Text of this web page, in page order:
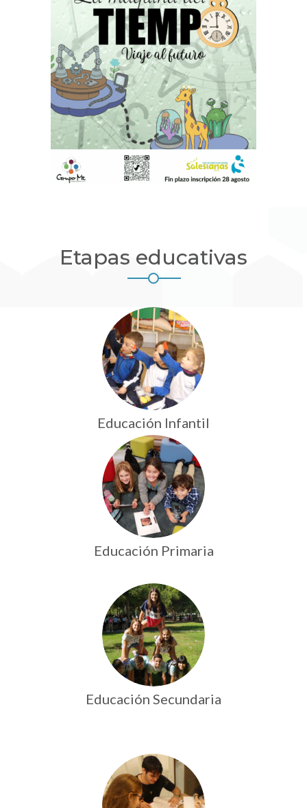
Etapas educativas
Educación Infantil
Educación Primaria
Educación Secundaria